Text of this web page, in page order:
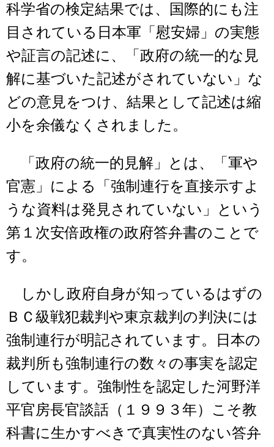
科学省の検定結果では、国際的にも注
目されている日本軍「慰安婦」の実態
や証言の記述に、「政府の統一的な見
解に基づいた記述がされていない」な
どの意見をつけ、結果として記述は縮
小を余儀なくされました。
「政府の統一的見解」とは、「軍や
官憲」による「強制連行を直接示すよ
うな資料は発見されていない」という
第１次安倍政権の政府答弁書のことで
す。
しかし政府自身が知っているはずの
ＢＣ級戦犯裁判や東京裁判の判決には
強制連行が明記されています。日本の
裁判所も強制連行の数々の事実を認定
しています。強制性を認定した河野洋
平官房長官談話（１９９３年）こそ教
科書に生かすべきで真実性のない答弁